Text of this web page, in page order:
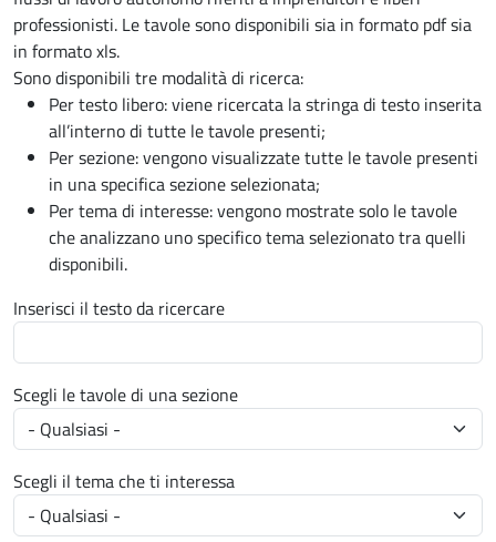
professionisti. Le tavole sono disponibili sia in formato pdf sia
in formato xls.
Sono disponibili tre modalità di ricerca:
Per testo libero: viene ricercata la stringa di testo inserita
all’interno di tutte le tavole presenti;
Per sezione: vengono visualizzate tutte le tavole presenti
in una specifica sezione selezionata;
Per tema di interesse: vengono mostrate solo le tavole
che analizzano uno specifico tema selezionato tra quelli
disponibili.
Inserisci il testo da ricercare
Scegli le tavole di una sezione
Scegli il tema che ti interessa